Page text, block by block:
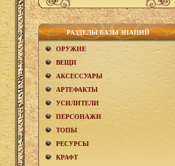
РАЗДЕЛЫ БАЗЫ ЗНАНИЙ
ОРУЖИЕ
ВЕЩИ
АКCЕСCУАРЫ
АРТЕФАКТЫ
УСИЛИТЕЛИ
ПЕРСОНАЖИ
ТОПЫ
РЕСУРСЫ
КРАФТ